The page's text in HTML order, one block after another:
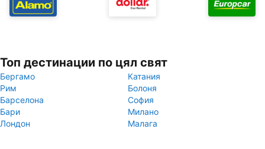
Топ дестинации по цял свят
Бергамо
Катания
Рим
Болоня
Барселона
София
Бари
Милано
Лондон
Малага